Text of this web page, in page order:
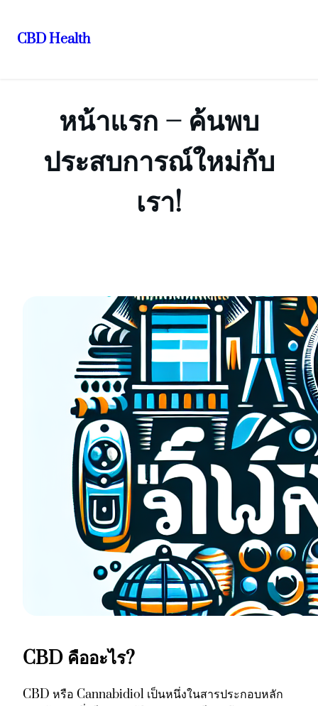
CBD Health
หน้าแรก – ค้นพบ
ประสบการณ์ใหม่กับ
เรา!
CBD คืออะไร?
CBD หรือ Cannabidiol เป็นหนึ่งในสารประกอบหลัก